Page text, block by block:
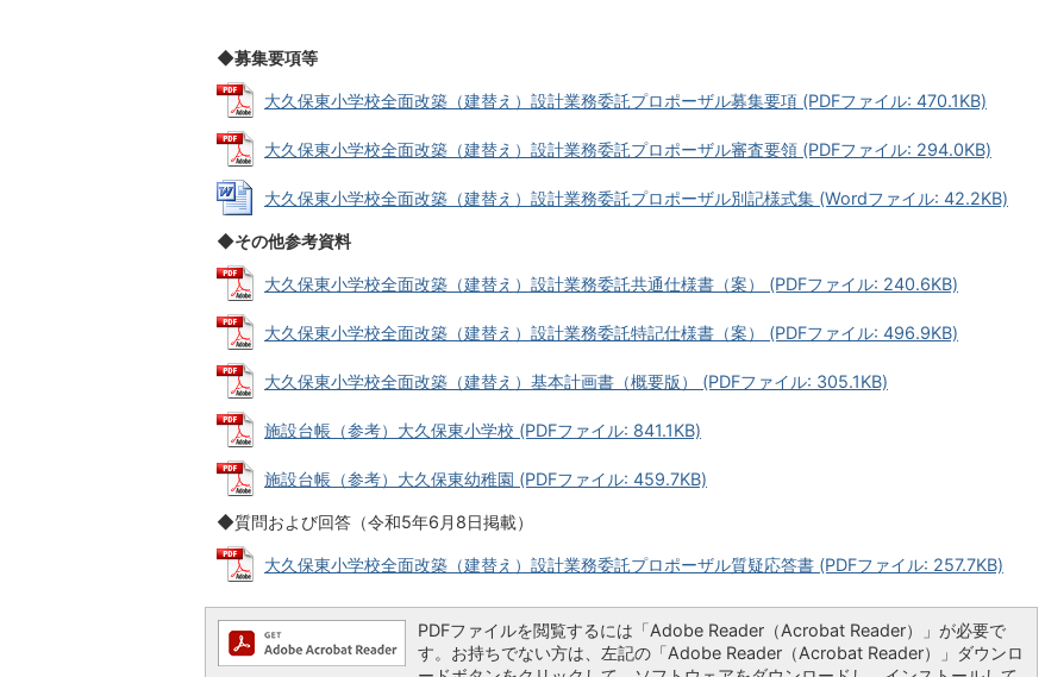
◆募集要項等
大久保東小学校全面改築（建替え）設計業務委託プロポーザル募集要項 (PDFファイル: 470.1KB)
大久保東小学校全面改築（建替え）設計業務委託プロポーザル審査要領 (PDFファイル: 294.0KB)
大久保東小学校全面改築（建替え）設計業務委託プロポーザル別記様式集 (Wordファイル: 42.2KB)
◆その他参考資料
大久保東小学校全面改築（建替え）設計業務委託共通仕様書（案） (PDFファイル: 240.6KB)
大久保東小学校全面改築（建替え）設計業務委託特記仕様書（案） (PDFファイル: 496.9KB)
大久保東小学校全面改築（建替え）基本計画書（概要版） (PDFファイル: 305.1KB)
施設台帳（参考）大久保東小学校 (PDFファイル: 841.1KB)
施設台帳（参考）大久保東幼稚園 (PDFファイル: 459.7KB)
◆質問および回答（令和5年6月8日掲載）
大久保東小学校全面改築（建替え）設計業務委託プロポーザル質疑応答書 (PDFファイル: 257.7KB)
PDFファイルを閲覧するには「Adobe Reader（Acrobat Reader）」が必要で
す。お持ちでない方は、左記の「Adobe Reader（Acrobat Reader）」ダウンロ